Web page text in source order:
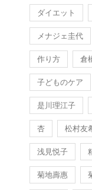
ダイエット
メナジェ圭代
作り方 倉
子どものケア
是川理江子
杏 松村友
浅見悦子
菊地壽惠